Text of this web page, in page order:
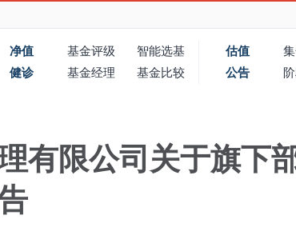
净值 基金评级
智能选基
健诊
基金经理 基金比较
估值
公告
有限公司关于旗下